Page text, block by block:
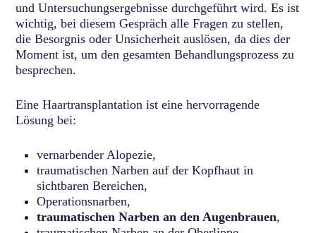
und Untersuchungsergebnisse durchgeführt wird. Es ist
wichtig, bei diesem Gespräch alle Fragen zu stellen,
die Besorgnis oder Unsicherheit auslösen, da dies der
Moment ist, um den gesamten Behandlungsprozess zu
besprechen.
Eine Haartransplantation ist eine hervorragende
Lösung bei:
vernarbender Alopezie,
traumatischen Narben auf der Kopfhaut in
sichtbaren Bereichen,
Operationsnarben,
traumatischen Narben an den Augenbrauen,